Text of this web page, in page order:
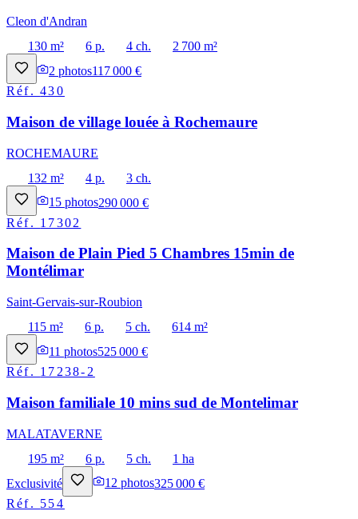
Cleon d'Andran
130 m²
6 p. 4 ch.
2 700 m²
2 photos117 000 €
Réf.430
Maison de village louée à Rochemaure
ROCHEMAURE
132 m²
4 p.
3 ch.
15 photos290 000 €
Réf. 17302
Maison de Plain Pied 5 Chambres 15min de
Montélimar
Saint-Gervais-sur-Roubion
115 m²
6 p. 5 ch.
614 m²
11 photos525 000 €
Réf. 17238-2
Maison familiale 10 mins sud de Montelimar
MALATAVERNE
195 m²
6 p. 5 ch.
1 ha
Exclusivité
12 photos325 000 €
Réf. 554